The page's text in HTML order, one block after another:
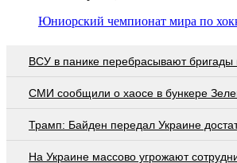
Юниорский чемпионат мира по
ВСУ в панике перебрасывают бригады
СМИ сообщили о хаосе в бункере
Трамп: Байден передал Украине
На Украине массово угрожают